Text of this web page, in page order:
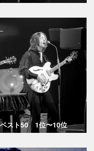
ベスト50 1位〜10位